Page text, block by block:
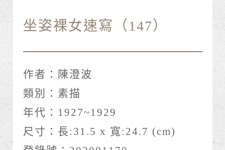
坐姿裸女速寫（147）
作者： 陳澄波
類別： 素描
年代： 1927~1929
尺寸： 長:31.5 x 寬:24.7 (cm)